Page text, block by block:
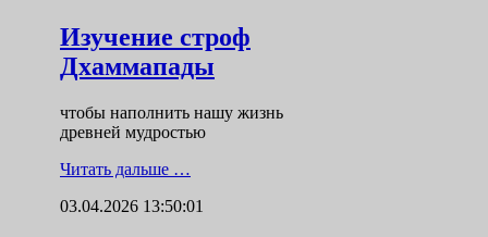
Изучение строф
Дхаммапады
чтобы наполнить нашу жизнь
древней мудростью
Читать дальше …
03.04.2026 13:50:01